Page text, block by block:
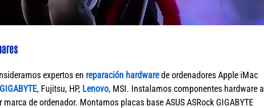
expertos en reparación hardwarede ordenadores Apple iMac
GIGABYTE, Fujitsu, HP, Lenovo, MSI. Instalamos componentes hardware a
de ordenador. Montamos placas base ASUS ASRock GIGABYTE